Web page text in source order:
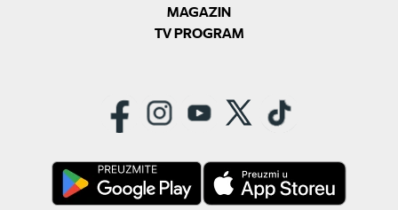
MAGAZIN
TV PROGRAM